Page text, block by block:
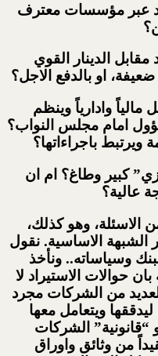
عبر مؤسسات معترف
مقابل الدينار القوي
او بالدفع الاجل؟
وادارياً وينظم
امام مجلس النواب؟
باجراءاتها؟
كبير وطاغ؟ ام ان
عالية؟
الاسئلة، وهو كذلك،
الشبهة الاساسية. نقول
وسياساته.. ونأخذ
حوالات الاستيراد لا
من الشركات مجرد
ويتعامل معها
“قانونية” الشركات
من وثائق واوراق